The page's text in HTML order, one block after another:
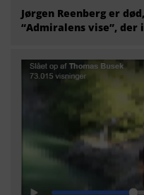
Jørgen Reenberg er
“Admiralens vise”,